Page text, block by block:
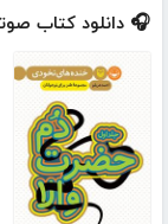
🎧 دانلود کتاب